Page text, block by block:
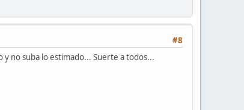
#8
no suba lo estimado... Suerte a todos...